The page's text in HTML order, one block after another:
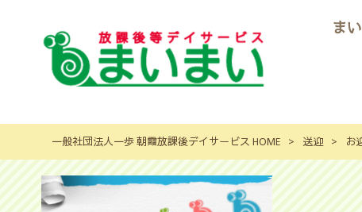
ま
一般社団法人一歩 朝霞放課後デイサービス HOME > 送迎 > お